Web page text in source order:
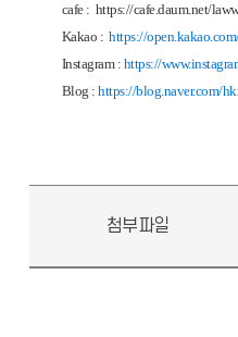
cafe : https://cafe.daum.net/
Kakao :https://
Instagram : https://
Blog :https://blog.naver.com/
첨부파일